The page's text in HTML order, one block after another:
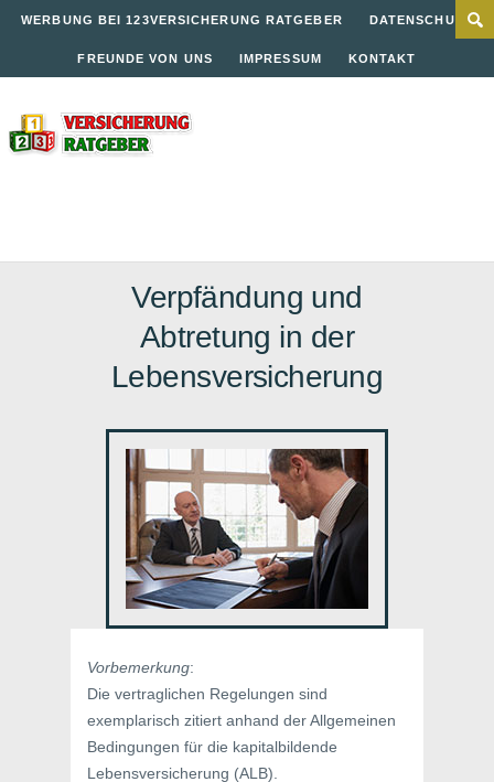
WERBUNG BEI 123VERSICHERUNG RATGEBER DATENSCHUTZ
FREUNDE VON UNS IMPRESSUM KONTAKT
Verpfändung und
Abtretung in der
Lebensversicherung
Vorbemerkung:
Die vertraglichen Regelungen sind
exemplarisch zitiert anhand der Allgemeinen
Bedingungen für die kapitalbildende
Lebensversicherung (ALB).